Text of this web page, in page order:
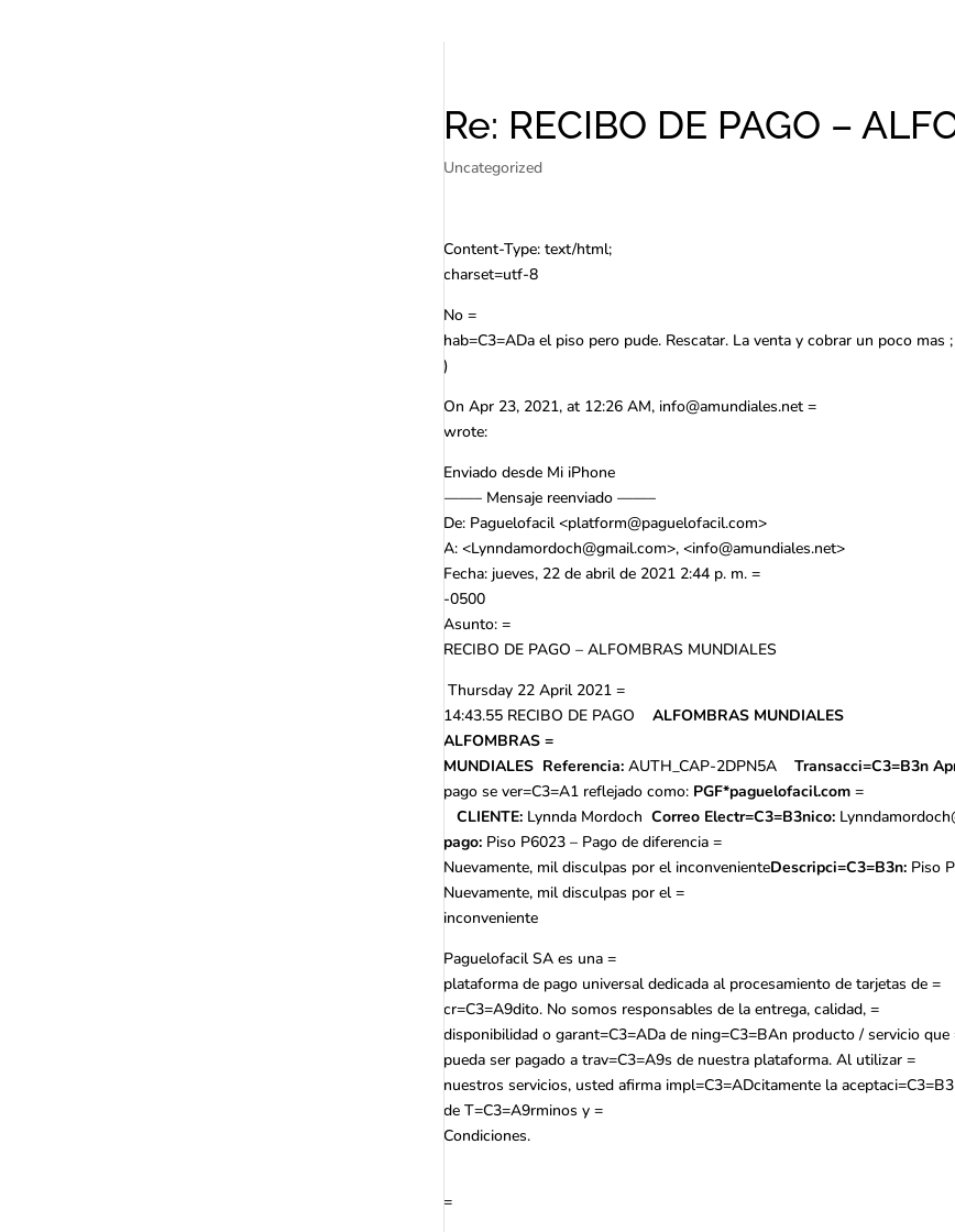
Re: RECIBO DE PAGO –
Uncategorized
Content-Type: text/html;
charset=utf-8
No =
hab=C3=ADa el piso pero pude. Rescatar. La venta y cobrar un poco mas
)
On Apr 23, 2021, at 12:26 AM, info@amundiales.net =
wrote:
Enviado desde Mi iPhone
——– Mensaje reenviado ——–
De: Paguelofacil <platform@paguelofacil.com>
A: <Lynndamordoch@gmail.com>, <info@amundiales.net>
Fecha: jueves, 22 de abril de 2021 2:44 p. m. =
-0500
Asunto: =
RECIBO DE PAGO – ALFOMBRAS MUNDIALES
Thursday 22 April 2021 =
14:43.55 RECIBO DE PAGO
ALFOMBRAS MUNDIALES
ALFOMBRAS =
MUNDIALES Referencia: AUTH_CAP-2DPN5A Transacci=C3=B3n
pago se ver=C3=A1 reflejado como: PGF*paguelofacil.com =
CLIENTE: Lynnda Mordoch Correo Electr=C3=B3nico:
pago: Piso P6023 – Pago de diferencia =
Nuevamente, mil disculpas por el inconvenienteDescripci=C3=B3n: Piso
Nuevamente, mil disculpas por el =
inconveniente
Paguelofacil SA es una =
plataforma de pago universal dedicada al procesamiento de tarjetas de =
cr=C3=A9dito. No somos responsables de la entrega, calidad, =
disponibilidad o garant=C3=ADa de ning=C3=BAn producto / servicio que
pueda ser pagado a trav=C3=A9s de nuestra plataforma. Al utilizar =
nuestros servicios, usted afirma impl=C3=ADcitamente la
de T=C3=A9rminos y =
Condiciones.
=